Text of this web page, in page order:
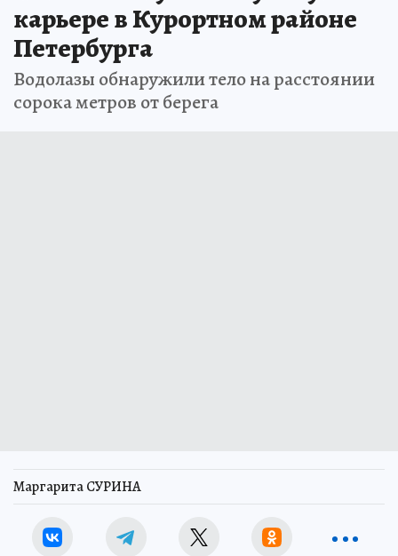
карьере в Курортном районе
Петербурга
Водолазы обнаружили тело на расстоянии
сорока метров от берега
Маргарита СУРИНА